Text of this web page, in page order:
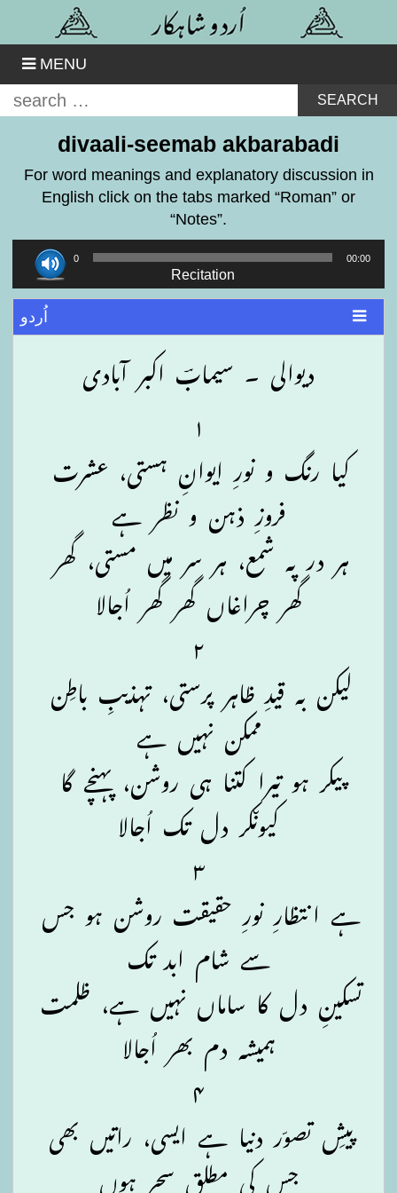
contentMENU
Search
for:
divaali-seemab akbarabadi
For word meanings and explanatory discussion in
English click on the tabs marked “Roman” or
“Notes”.
Audio
Player
00:00 00:00
Recitation
اُردو
دیوالی ۔ سیمابؔ اکبر آبادی
۱
کیا رنگ و نورِ ایوانِ ہستی، عشرت
فروزِ ذہن و نظر ہے
ہر در پہ شمع، ہر سر میں مستی، گھر
گھر چراغاں گھر گھر اُجالا
۲
لیکن بہ قیدِ ظاہر پرستی، تہذیبِ باطِن
ممکن نہیں ہے
پیکر ہو تیرا کتنا ہی روشن، پہنچے گا
کیوںکر دل تک اُجالا
۳
ہے انتظارِ نورِ حقیقت روشن ہو جس
سے شام ابد تک
تسکینِ دل کا ساماں نہیں ہے، ظلمت
ہمیشہ دم بھر اُجالا
۴
پیشِ تصوّر دنیا ہے ایسی، راتیں بھی
جس کی مطلق سحر ہوں